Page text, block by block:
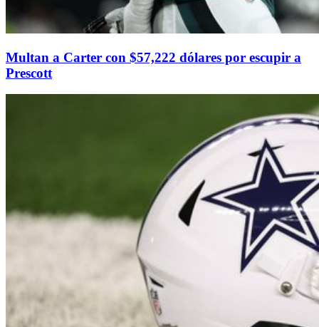
Multan a Carter con $57,222 dólares por escupir a
Prescott